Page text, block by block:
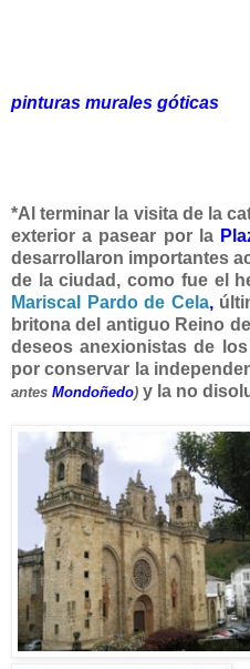
pinturas murales góticas
*Al terminar la visita de la
exterior a pasear por la
desarrollaron importantes
de la ciudad, como fue el
Mariscal Pardo de Cela,
britona del antiguo Reino
deseos anexionistas de
por conservar la
antes Mondoñedo) y la no